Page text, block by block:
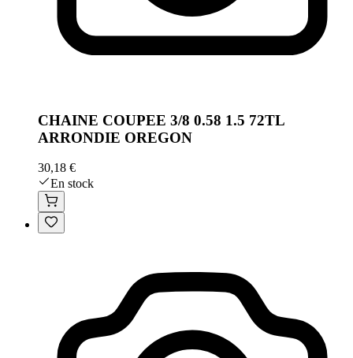
CHAINE COUPEE 3/8 0.58 1.5 72TL
ARRONDIE OREGON
30,18 €
En stock